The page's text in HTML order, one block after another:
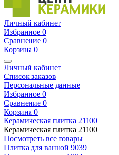
Личный кабинет
Избранное 0
Сравнение 0
Корзина 0
Личный кабинет
Список заказов
Персональные данные
Избранное 0
Сравнение 0
Корзина 0
Керамическая плитка 21100
Керамическая плитка 21100
Посмотреть все товары
Плитка для ванной 9039